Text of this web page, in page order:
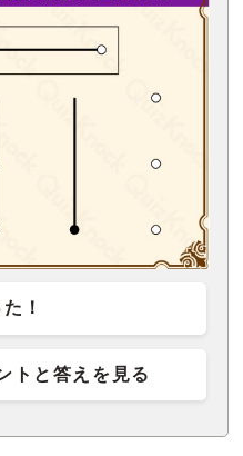
！
トと答えを見る